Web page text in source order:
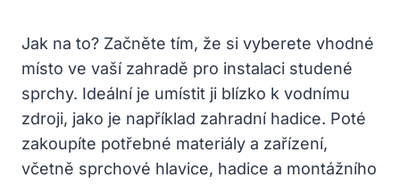
Jak na to? Začněte tím, že si vyberete vhodné
místo ve vaší zahradě pro instalaci studené
sprchy. Ideální je umístit ji blízko k vodnímu
zdroji, jako je například zahradní hadice. Poté
zakoupíte potřebné materiály a zařízení,
včetně sprchové hlavice, hadice a montážního